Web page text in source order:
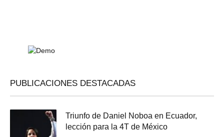
PUBLICACIONES DESTACADAS
Triunfo de Daniel Noboa en Ecuador,
lección para la 4T de México